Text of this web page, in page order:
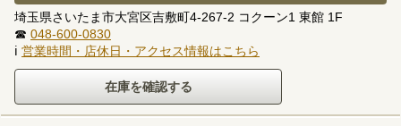
埼玉県さいたま市大宮区吉敷町4-267-2 コクーン1 東館 1F
☎ 048-600-0830
ℹ 営業時間・店休日・アクセス情報はこちら